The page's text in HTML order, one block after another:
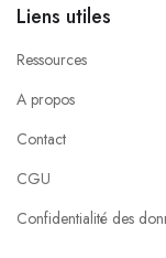
Liens utiles
Ressources
A propos
Contact
CGU
Confidentialité des